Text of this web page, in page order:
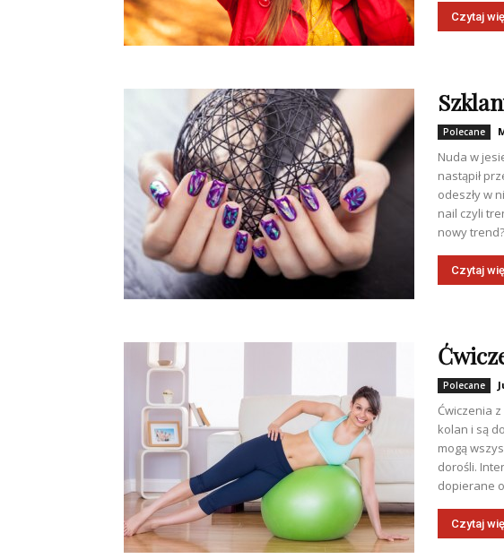
Czytaj
Polecane
Nuda w
nastąpił
odeszły w
nail czyli
nowy
Czytaj
Polecane
Ćwiczenia
kolan i są
mogą
dorośli.
dopierane
Czytaj